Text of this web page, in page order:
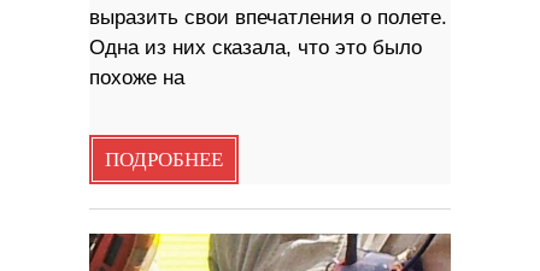
выразить свои впечатления о полете.
Одна из них сказала, что это было
похоже на
ПОДРОБНЕЕ